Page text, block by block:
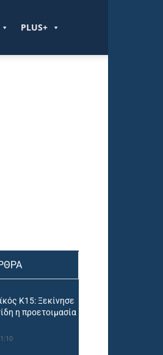
PLUS+
Κ15: Ξεκίνησε
η προετοιμασία